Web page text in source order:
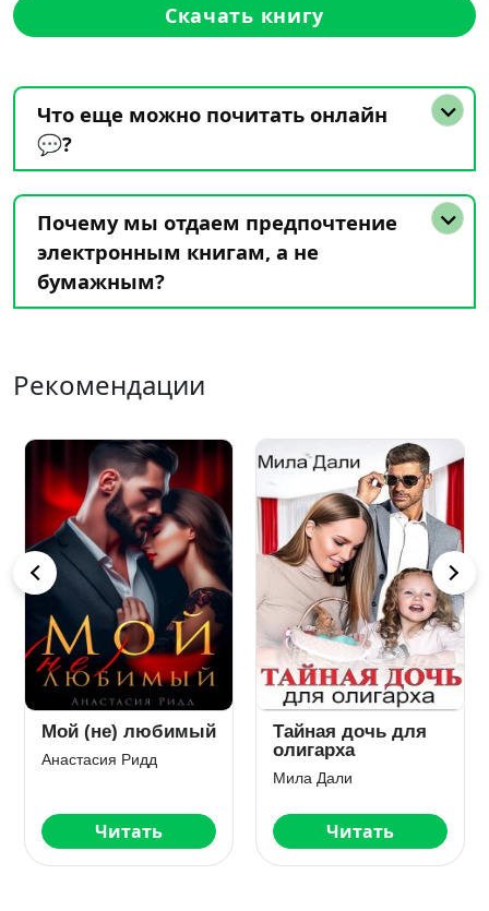
Скачать книгу
Что еще можно почитать онлайн
💬?
Почему мы отдаем предпочтение
электронным книгам, а не
бумажным?
Рекомендации
Идеальные
разведенные
Читать
Его маленькое (не)
счастье
Наталья Шагаева
Читать